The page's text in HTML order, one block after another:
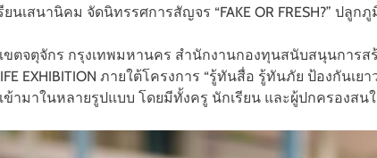
เสนานิคม จัดนิทรรศการสัญจร “FAKE OR FRESH?” ปลู
เขตจตุจักร กรุงเทพมหานคร สำนักงานกองทุนสนับสนุนกา
EXHIBITION ภายใต้โครงการ “รู้ทันสื่อ รู้ทันภัย ป้องกั
ามาในหลายรูปแบบ โดยมีทั้งครู นักเรียน และผู้ปกครองสนใ